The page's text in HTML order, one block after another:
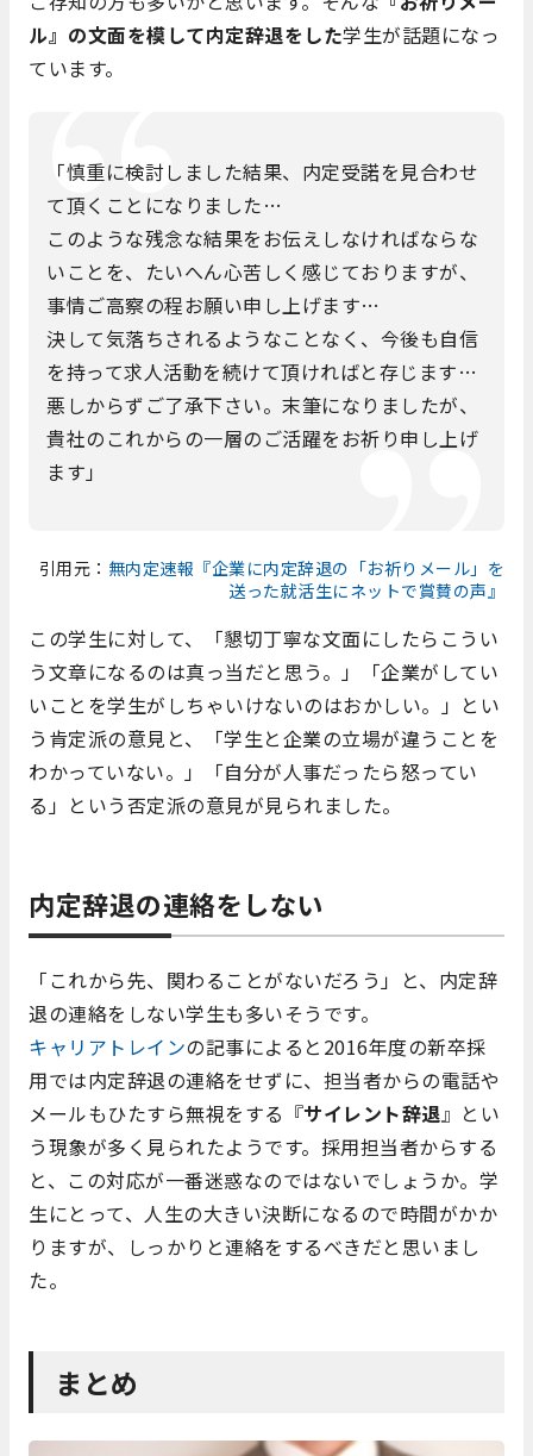
ル』の文面を模して内定辞退をした学生が話題になっ
ています。
「慎重に検討しました結果、内定受諾を見合わせ
て頂くことになりました…
このような残念な結果をお伝えしなければならな
いことを、たいへん心苦しく感じておりますが、
事情ご高察の程お願い申し上げます…
決して気落ちされるようなことなく、今後も自信
を持って求人活動を続けて頂ければと存じます…
悪しからずご了承下さい。末筆になりましたが、
貴社のこれからの一層のご活躍をお祈り申し上げ
ます」
引用元： 無内定速報『企業に内定辞退の「お祈りメール」を
送った就活生にネットで賞賛の声』
この学生に対して、「懇切丁寧な文面にしたらこうい
う文章になるのは真っ当だと思う。」「企業がしてい
いことを学生がしちゃいけないのはおかしい。」とい
う肯定派の意見と、「学生と企業の立場が違うことを
わかっていない。」「自分が人事だったら怒ってい
る」という否定派の意見が見られました。
内定辞退の連絡をしない
「これから先、関わることがないだろう」と、内定辞
退の連絡をしない学生も多いそうです。
キャリアトレインの記事によると2016年度の新卒採
用では内定辞退の連絡をせずに、担当者からの電話や
メールもひたすら無視をする『サイレント辞退』とい
う現象が多く見られたようです。採用担当者からする
と、この対応が一番迷惑なのではないでしょうか。学
生にとって、人生の大きい決断になるので時間がかか
りますが、しっかりと連絡をするべきだと思いまし
た。
まとめ